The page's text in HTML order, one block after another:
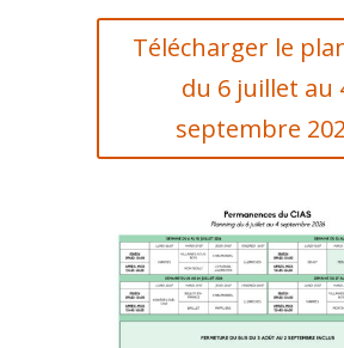
Télécharger le
du 6 juillet au
septembre